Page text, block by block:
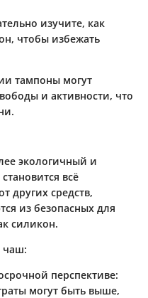
изучите, как
чтобы избежать
тампоны могут
и активности, что
экологичный и
всё
других средств,
из безопасных для
силикон.
чаш:
перспективе:
могут быть выше,